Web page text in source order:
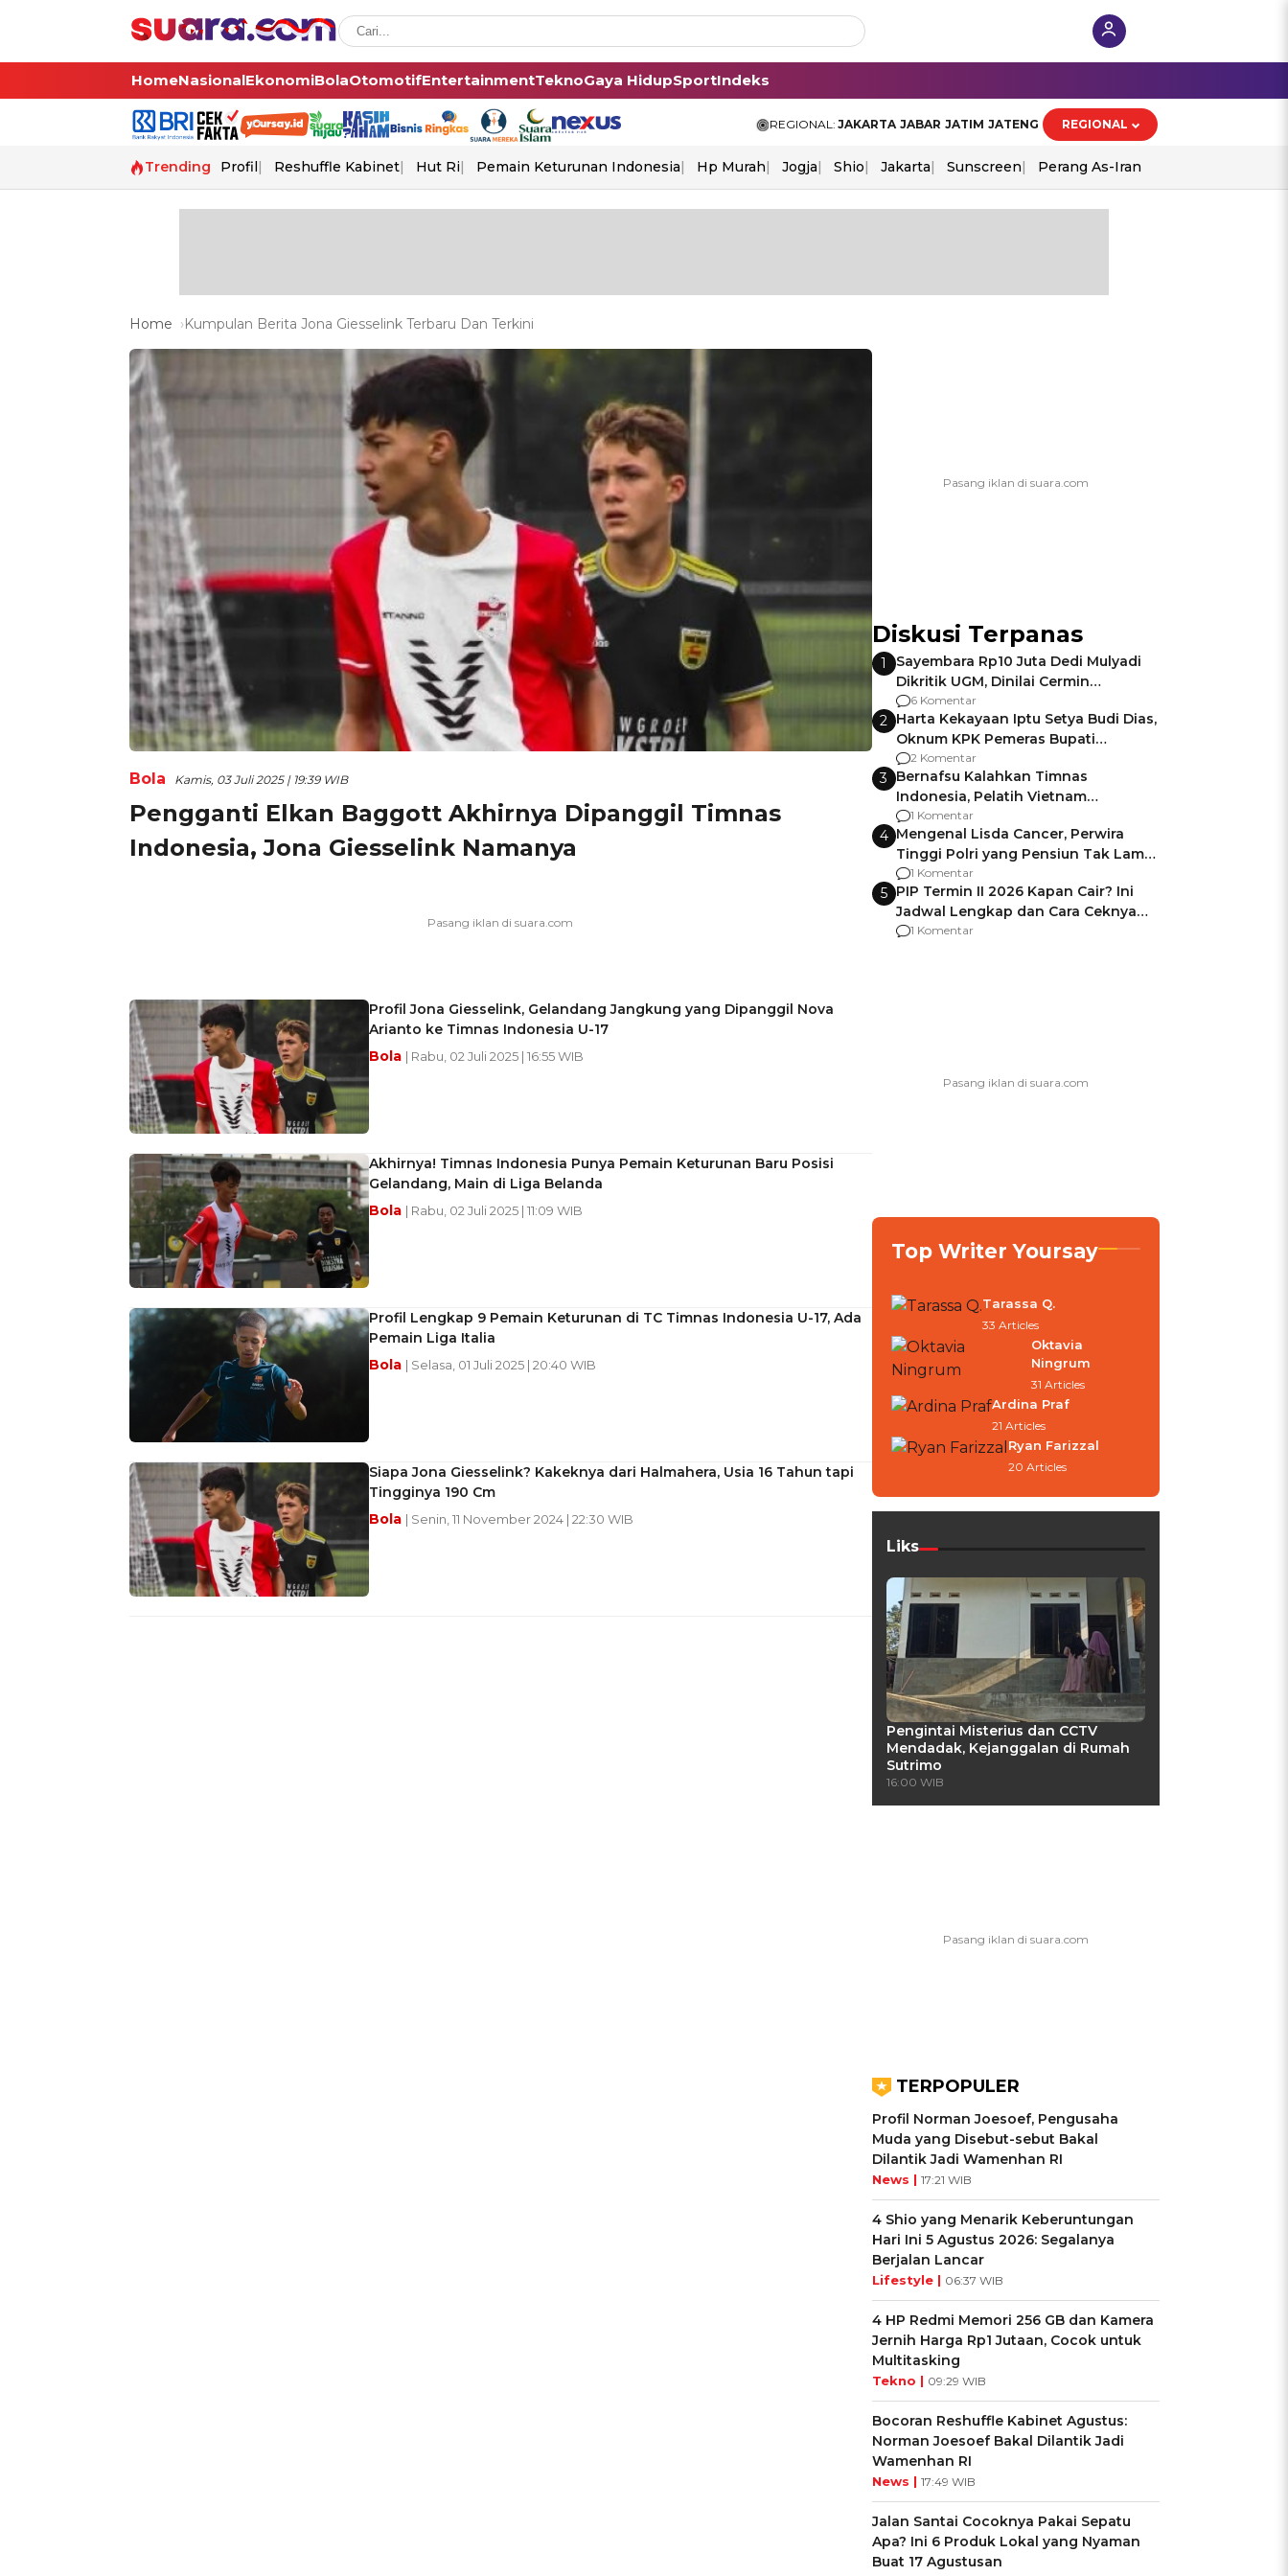
HomeNasionalEkonomiBolaOtomotifEntertainmentTeknoGaya HidupSportIndeks
REGIONAL: JAKARTA JABAR JATIM JATENG REGIONAL
Trending Profil Reshuffle Kabinet Hut Ri Pemain Keturunan Indonesia Hp Murah Jogja Shio Jakarta Sunscreen Perang As-Iran
Home Kumpulan Berita Jona Giesselink Terbaru Dan Terkini
Bola Kamis, 03 Juli 2025 | 19:39 WIB
Pengganti Elkan Baggott Akhirnya Dipanggil Timnas
Indonesia, Jona Giesselink Namanya
Profil Jona Giesselink, Gelandang Jangkung yang Dipanggil Nova
Arianto ke Timnas Indonesia U-17
Bola | Rabu, 02 Juli 2025 | 16:55 WIB
Akhirnya! Timnas Indonesia Punya Pemain Keturunan Baru Posisi
Gelandang, Main di Liga Belanda
Bola | Rabu, 02 Juli 2025 | 11:09 WIB
Profil Lengkap 9 Pemain Keturunan di TC Timnas Indonesia U-17, Ada
Pemain Liga Italia
Bola | Selasa, 01 Juli 2025 | 20:40 WIB
Siapa Jona Giesselink? Kakeknya dari Halmahera, Usia 16 Tahun tapi
Tingginya 190 Cm
Bola | Senin, 11 November 2024 | 22:30 WIB
Diskusi Terpanas
1
Sayembara Rp10 Juta Dedi Mulyadi
Dikritik UGM, Dinilai Cermin
Gagalnya Negara Jamin Keamanan
6 Komentar
2 Harta Kekayaan Iptu Setya Budi Dias,
Oknum KPK Pemeras Bupati
Pemalang
2 Komentar
3 Bernafsu Kalahkan Timnas
Indonesia, Pelatih Vietnam
Berencana Pakai Jimat di Pakansari
1 Komentar
4 Mengenal Lisda Cancer, Perwira
Tinggi Polri yang Pensiun Tak Lama
Usai Jadi Brigjen
1 Komentar
5 PIP Termin II 2026 Kapan Cair? Ini
Jadwal Lengkap dan Cara Ceknya
agar Dana Tidak Hangus!
1 Komentar
Top Writer Yoursay
Tarassa Q.
33 Articles
Oktavia
Ningrum
31 Articles
Ardina Praf
21 Articles
Ryan Farizzal
20 Articles
Liks
Pengintai Misterius dan CCTV
Mendadak, Kejanggalan di Rumah
Sutrimo
16:00 WIB
TERPOPULER
Profil Norman Joesoef, Pengusaha
Muda yang Disebut-sebut Bakal
Dilantik Jadi Wamenhan RI
News | 17:21 WIB
4 Shio yang Menarik Keberuntungan
Hari Ini 5 Agustus 2026: Segalanya
Berjalan Lancar
Lifestyle | 06:37 WIB
4 HP Redmi Memori 256 GB dan Kamera
Jernih Harga Rp1 Jutaan, Cocok untuk
Multitasking
Tekno | 09:29 WIB
Bocoran Reshuffle Kabinet Agustus:
Norman Joesoef Bakal Dilantik Jadi
Wamenhan RI
News | 17:49 WIB
Jalan Santai Cocoknya Pakai Sepatu
Apa? Ini 6 Produk Lokal yang Nyaman
Buat 17 Agustusan